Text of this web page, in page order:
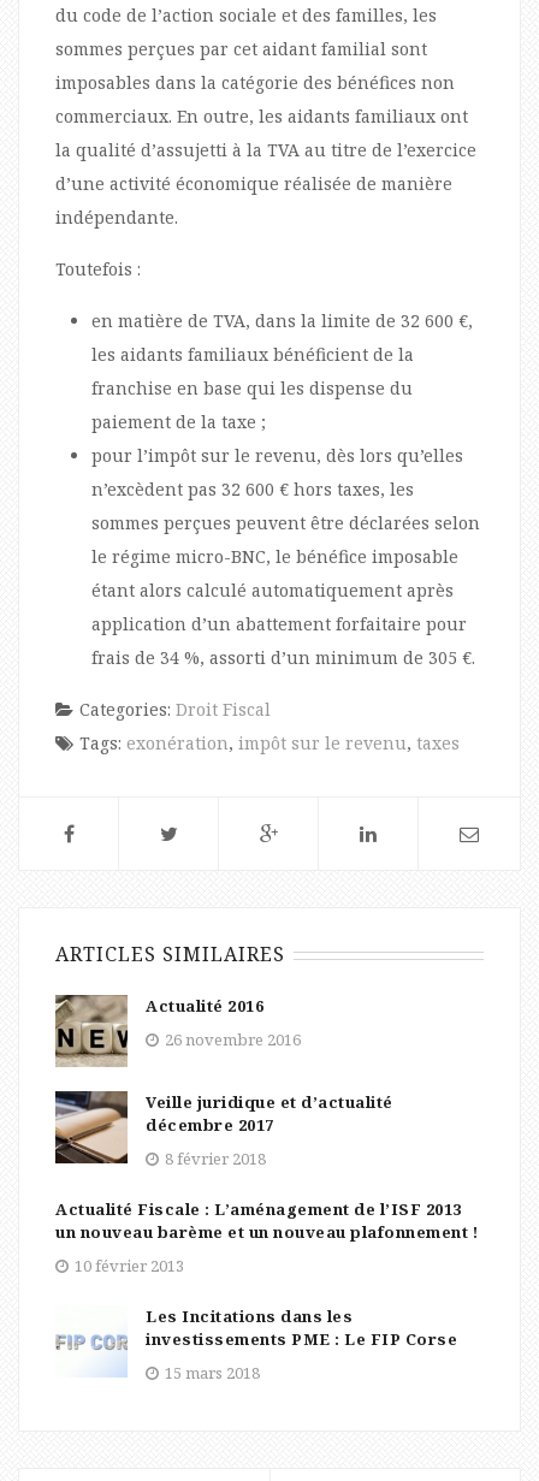
du code de l’action sociale et des familles, les
sommes perçues par cet aidant familial sont
imposables dans la catégorie des bénéfices non
commerciaux. En outre, les aidants familiaux ont
la qualité d’assujetti à la TVA au titre de l’exercice
d’une activité économique réalisée de manière
indépendante.
Toutefois :
en matière de TVA, dans la limite de 32 600 €,
les aidants familiaux bénéficient de la
franchise en base qui les dispense du
paiement de la taxe ;
pour l’impôt sur le revenu, dès lors qu’elles
n’excèdent pas 32 600 € hors taxes, les
sommes perçues peuvent être déclarées selon
le régime micro-BNC, le bénéfice imposable
étant alors calculé automatiquement après
application d’un abattement forfaitaire pour
frais de 34 %, assorti d’un minimum de 305 €.
Categories: Droit Fiscal
Tags: exonération, impôt sur le revenu, taxes
ARTICLES SIMILAIRES
Actualité 2016
26 novembre 2016
Veille juridique et d’actualité
décembre 2017
8 février 2018
Actualité Fiscale : L’aménagement de l’ISF 2013
un nouveau barème et un nouveau plafonnement !
10 février 2013
Les Incitations dans les
investissements PME : Le FIP Corse
15 mars 2018